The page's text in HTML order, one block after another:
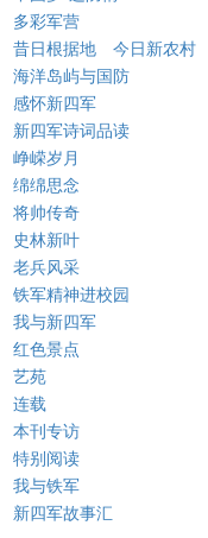
多彩军营
昔日根据地 今日新农村
海洋岛屿与国防
感怀新四军
新四军诗词品读
峥嵘岁月
绵绵思念
将帅传奇
史林新叶
老兵风采
铁军精神进校园
我与新四军
红色景点
艺苑
连载
本刊专访
特别阅读
我与铁军
新四军故事汇